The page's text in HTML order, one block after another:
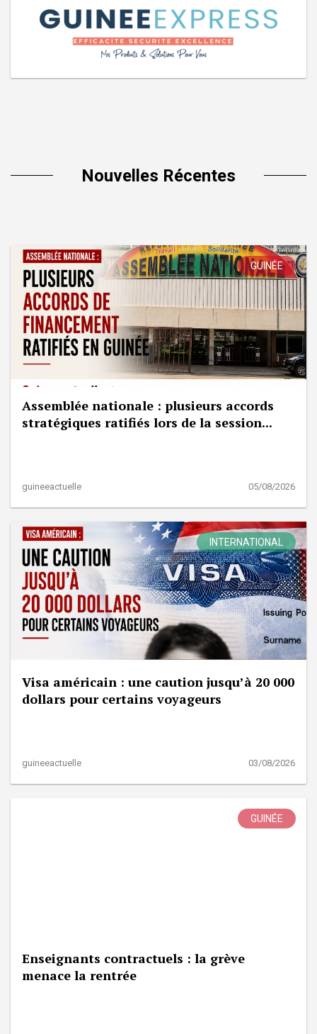
Nouvelles Récentes
GUINÉE
Assemblée nationale : plusieurs accords
stratégiques ratifiés lors de la session...
guineeactuelle 05/08/2026
INTERNATIONAL
Visa américain : une caution jusqu’à 20 000
dollars pour certains voyageurs
guineeactuelle 03/08/2026
GUINÉE
Enseignants contractuels : la grève
menace la rentrée